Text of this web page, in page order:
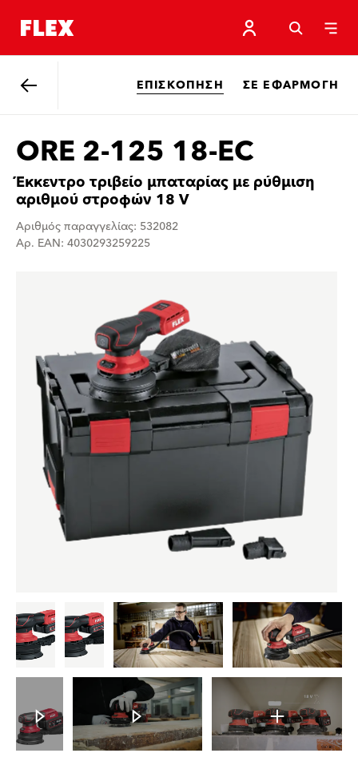
ΕΠΙΣΚΌΠΗΣΗ ΣΕ ΕΦΑΡΜΟΓΉ
ORE 2-125 18-EC
Έκκεντρο τριβείο μπαταρίας με ρύθμιση
αριθμού στροφών 18 V
Αριθμός παραγγελίας: 532082
Αρ. EAN: 4030293259225